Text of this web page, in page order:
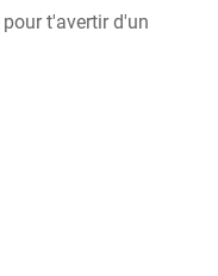
t'avertir d'un